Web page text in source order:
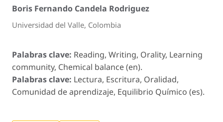
Boris Fernando Candela Rodriguez
Universidad del Valle, Colombia
Palabras clave: Reading, Writing, Orality, Learning
community, Chemical balance (en).
Palabras clave: Lectura, Escritura, Oralidad,
Comunidad de aprendizaje, Equilibrio Químico (es).